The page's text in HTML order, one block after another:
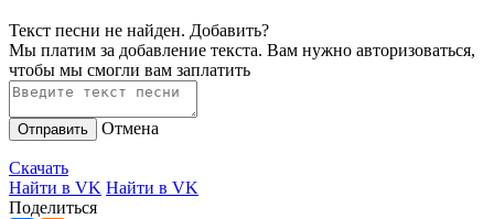
Текст песни не найден. Добавить?
Мы платим за добавление текста. Вам нужно авторизоваться,
чтобы мы смогли вам заплатить
Отправить Отмена
Скачать
Найти в VK Найти в VK
Поделиться